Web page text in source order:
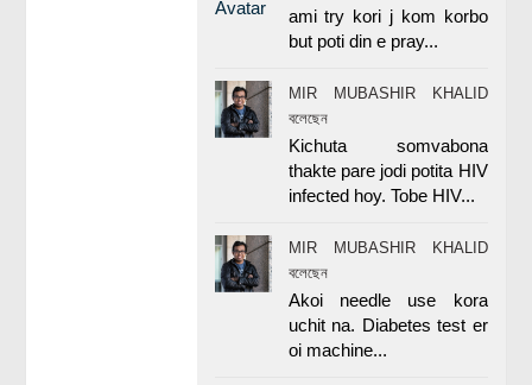
ami try kori j kom korbo
but poti din e pray...
MIR MUBASHIR KHALID
বলেছেন
Kichuta somvabona
thakte pare jodi potita HIV
infected hoy. Tobe HIV...
MIR MUBASHIR KHALID
বলেছেন
Akoi needle use kora
uchit na. Diabetes test er
oi machine...